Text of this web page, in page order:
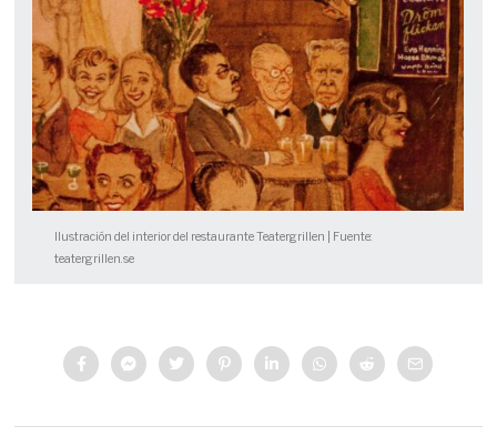
Ilustración del interior del restaurante Teatergrillen | Fuente:
teatergrillen.se